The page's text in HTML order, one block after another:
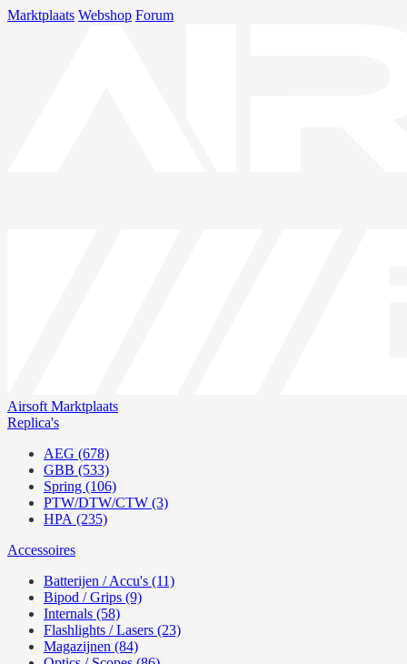
Marktplaats Webshop Forum
Airsoft Marktplaats
Replica's
AEG (678)
GBB (533)
Spring (106)
PTW/DTW/CTW (3)
HPA (235)
Accessoires
Batterijen / Accu's (11)
Bipod / Grips (9)
Internals (58)
Flashlights / Lasers (23)
Magazijnen (84)